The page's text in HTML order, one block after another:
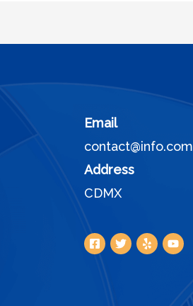
Email
contact@info.com
Address
CDMX